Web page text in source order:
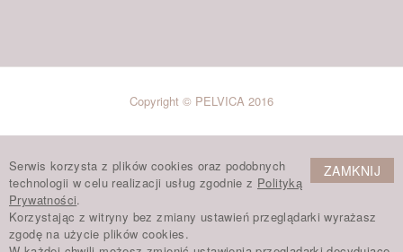
Copyright © PELVICA 2016
ZAMKNIJ
Serwis korzysta z plików cookies oraz podobnych
technologii w celu realizacji usług zgodnie z Polityką
Prywatności.
Korzystając z witryny bez zmiany ustawień przeglądarki wyrażasz
zgodę na użycie plików cookies.